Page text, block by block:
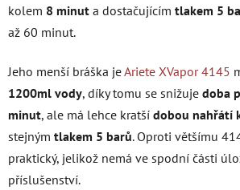
kolem 8 minut a dostačujícím tlakem 5
až 60 minut.
Jeho menší bráška jeAriete XVapor 4145
1200ml vody, díky tomu se snižuje doba
minut, ale má lehce kratší dobou nahřátí
stejným tlakem 5 barů. Oproti většímu
praktický, jelikož nemá ve spodní části
příslušenství.